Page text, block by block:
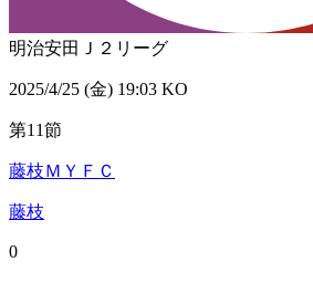
明治安田Ｊ２リーグ
2025/4/25 (金) 19:03 KO
第11節
藤枝ＭＹＦＣ
藤枝
0